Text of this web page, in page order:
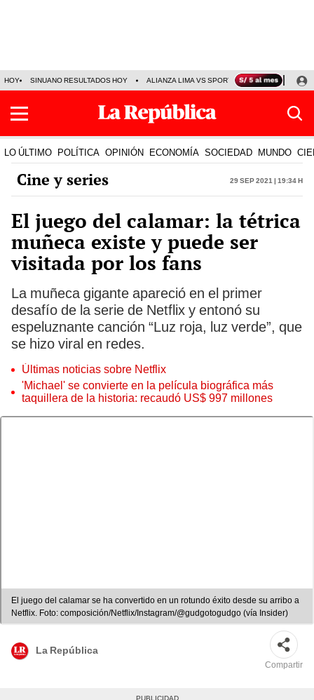
HOY SINUANO RESULTADOS HOY ALIANZA LIMA VS SPORT BOYS JORGE
LO ÚLTIMO POLÍTICA OPINIÓN ECONOMÍA SOCIEDAD MUNDO
Cine y series 29 Sep 2021 | 19:34 h
El juego del calamar: la tétrica
muñeca existe y puede ser
visitada por los fans
La muñeca gigante apareció en el primer
desafío de la serie de Netflix y entonó su
espeluznante canción “Luz roja, luz verde”, que
se hizo viral en redes.
Últimas noticias sobre Netflix
'Michael' se convierte en la película biográfica más
taquillera de la historia: recaudó US$ 997 millones
El juego del calamar se ha convertido en un rotundo éxito desde su arribo a
Netflix. Foto: composición/Netflix/Instagram/@gudgotogudgo (vía Insider)
La República
Compartir